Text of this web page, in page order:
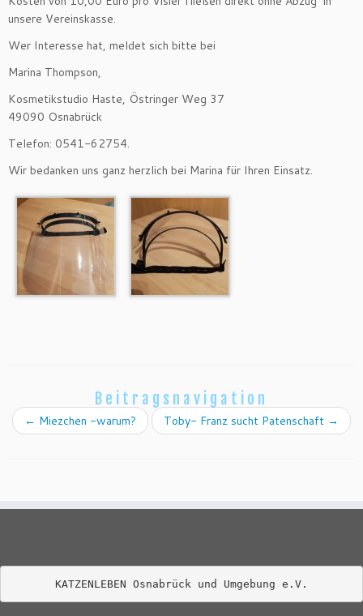
unsere Vereinskasse.
Wer Interesse hat, meldet sich bitte bei
Marina Thompson,
Kosmetikstudio Haste, Östringer Weg 37
49090 Osnabrück
Telefon: 0541-62754.
Wir bedanken uns ganz herzlich bei Marina für Ihren Einsatz.
Beitragsnavigation
← Miezchen -warum? Toby- Franz sucht Patenschaft →
KATZENLEBEN Osnabrück und Umgebung e.V.